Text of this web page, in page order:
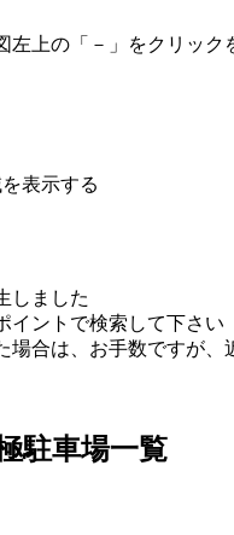
左上の「－」をクリック
表示する
しました
イントで検索して下さい
場合は、お手数ですが
駐車場一覧